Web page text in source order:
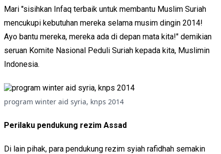
Mari "sisihkan Infaq terbaik untuk membantu Muslim Suriah
mencukupi kebutuhan mereka selama musim dingin 2014!
Ayo bantu mereka, mereka ada di depan mata kita!" demikian
seruan Komite Nasional Peduli Suriah kepada kita, Muslimin
Indonesia.
program winter aid syria, knps 2014
Perilaku pendukung rezim Assad
Di lain pihak, para pendukung rezim syiah rafidhah semakin